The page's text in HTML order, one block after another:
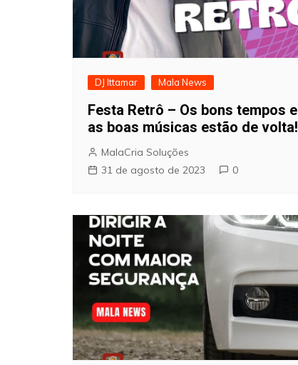
DJ Ittamar Mala News
Festa Retrô – Os bons tempos e
as boas músicas estão de volta!
MalaCria Soluções
31 de agosto de 2023
0